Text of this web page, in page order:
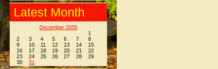
Latest Month
December 2035
1
2
3 4 5 6 7
8
9
10 11 12 13 14
15
16
17 18 19 20 21
22
23
24 25 26 27 28
29
30
31